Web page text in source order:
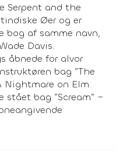
Serpent and the
Øer og er
bog af samme navn,
Davis.
åbnede for alvor
bag ”The
Nightmare on Elm
stået bag ”Scream” –